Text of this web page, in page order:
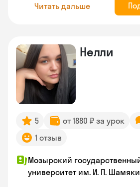
Читать дальше
Нелли
5 от 1880 ₽ за урок
1 отзыв
Мозырский
университет им. И. П.